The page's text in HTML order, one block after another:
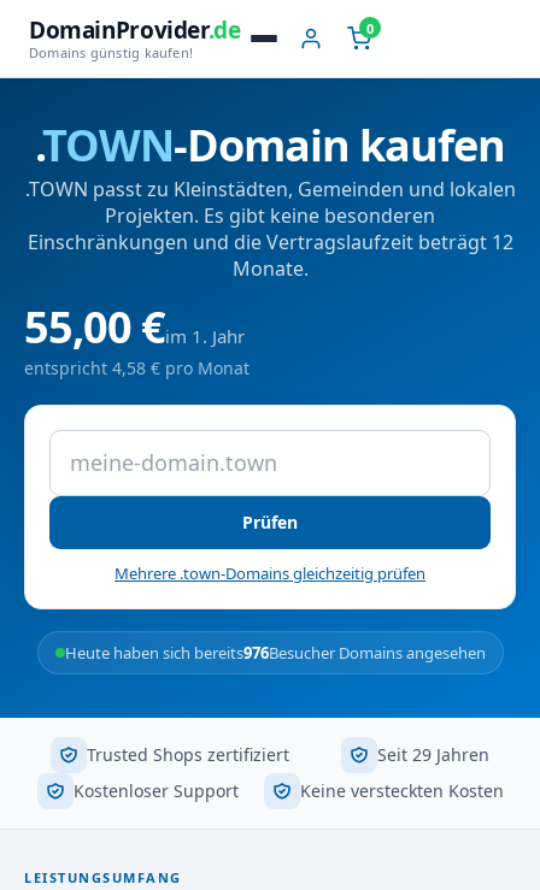
DomainProvider.de
Domains günstig kaufen!
0
.TOWN-Domain kaufen
.TOWN passt zu Kleinstädten, Gemeinden und lokalen
Projekten. Es gibt keine besonderen
Einschränkungen und die Vertragslaufzeit beträgt 12
Monate.
55,00 €im 1. Jahr
entspricht 4,58 € pro Monat
Prüfen
Mehrere .town-Domains gleichzeitig prüfen
Heute haben sich bereits976Besucher Domains angesehen
Trusted Shops zertifiziert
Seit 29 Jahren
Kostenloser Support
Keine versteckten Kosten
LEISTUNGSUMFANG